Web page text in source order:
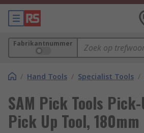
Fabrikantnummer
/ Hand Tools / Specialist Tools /
SAM Pick Tools
Pick Up Tool, 180mm